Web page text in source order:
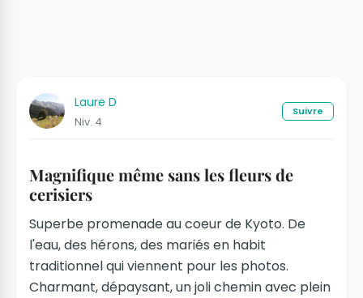
Laure D
Niv. 4
Suivre
Magnifique même sans les fleurs de
cerisiers
Superbe promenade au coeur de Kyoto. De
l'eau, des hérons, des mariés en habit
traditionnel qui viennent pour les photos.
Charmant, dépaysant, un joli chemin avec plein